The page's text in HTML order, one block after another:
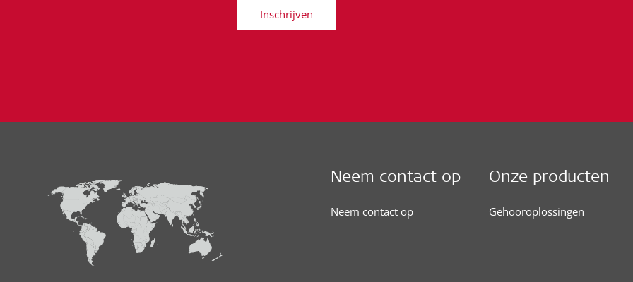
Inschrijven
Neem contact op
Neem contact op
Onze producten
Gehooroplossingen